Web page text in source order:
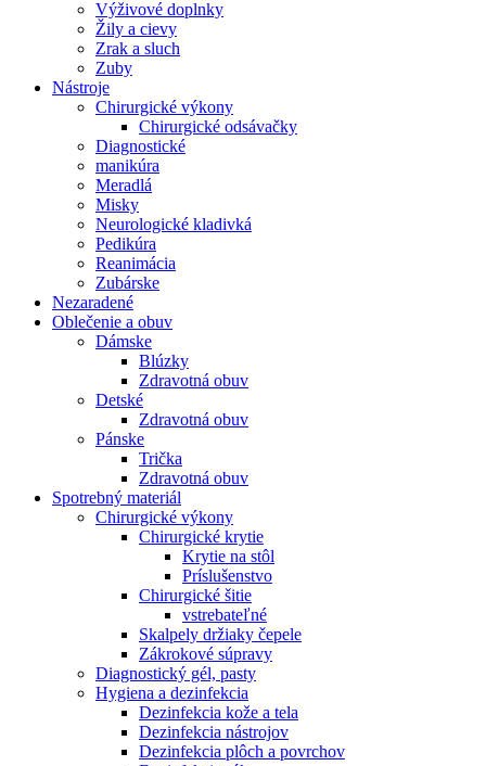
Výživové doplnky
Žily a cievy
Zrak a sluch
Zuby
Nástroje
Chirurgické výkony
Chirurgické odsávačky
Diagnostické
manikúra
Meradlá
Misky
Neurologické kladivká
Pedikúra
Reanimácia
Zubárske
Nezaradené
Oblečenie a obuv
Dámske
Blúzky
Zdravotná obuv
Detské
Zdravotná obuv
Pánske
Trička
Zdravotná obuv
Spotrebný materiál
Chirurgické výkony
Chirurgické krytie
Krytie na stôl
Príslušenstvo
Chirurgické šitie
vstrebateľné
Skalpely držiaky čepele
Zákrokové súpravy
Diagnostický gél, pasty
Hygiena a dezinfekcia
Dezinfekcia kože a tela
Dezinfekcia nástrojov
Dezinfekcia plôch a povrchov